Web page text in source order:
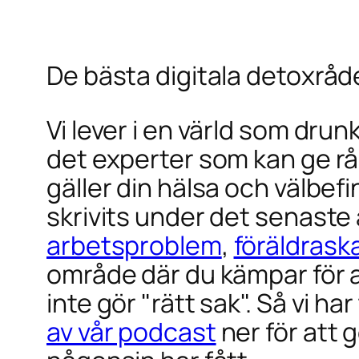
De bästa digitala
Vi lever i en värld som
det experter som kan ge
gäller din hälsa och
skrivits under det senaste
arbetsproblem,
område där du kämpar
inte gör "rätt sak". Så vi
av vår podcast ner för att